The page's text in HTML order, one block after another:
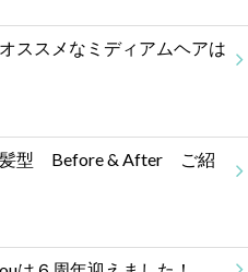
ススメなミディアムヘアは
髪型 Before & After ご紹